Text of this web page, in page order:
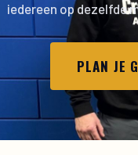
iedereen op dezelfde
PLAN JE